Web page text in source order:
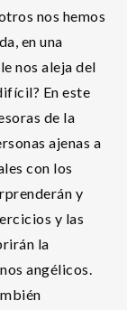
nos hemos
en una
nos aleja del
En este
de la
ajenas a
con los
y
y las
la
angélicos.